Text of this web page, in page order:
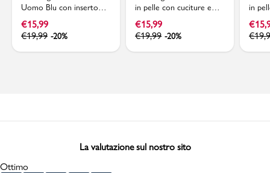
Uomo Blu con inserto
portamonete Jaguar
€15,99
€19,99 -20%
in pelle con cuciture e
logo frontale Jaguar
€15,99
€19,99 -20%
in
€
€
La valutazione sul nostro sito
Ottimo